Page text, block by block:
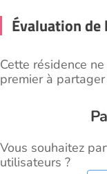
Évaluation de
Cette résidence
premier à
Vous souhaitez
utilisateurs ?